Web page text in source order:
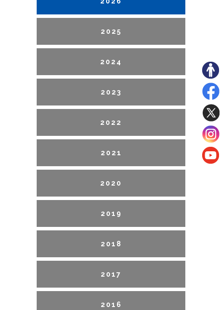
2025
2024
2023
2022
2021
2020
2019
2018
2017
2016